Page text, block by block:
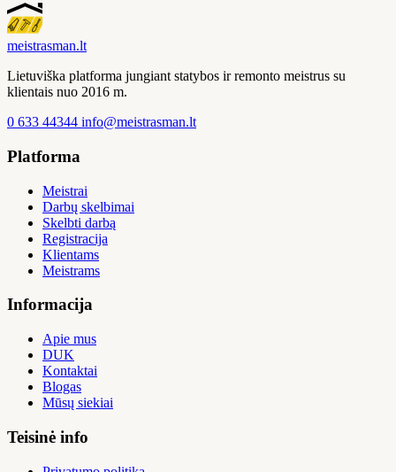
meistrasman.lt
Lietuviška platforma jungiant statybos ir remonto meistrus su
klientais nuo 2016 m.
0 633 44344 info@meistrasman.lt
Platforma
Meistrai
Darbų skelbimai
Skelbti darbą
Registracija
Klientams
Meistrams
Informacija
Apie mus
DUK
Kontaktai
Blogas
Mūsų siekiai
Teisinė info